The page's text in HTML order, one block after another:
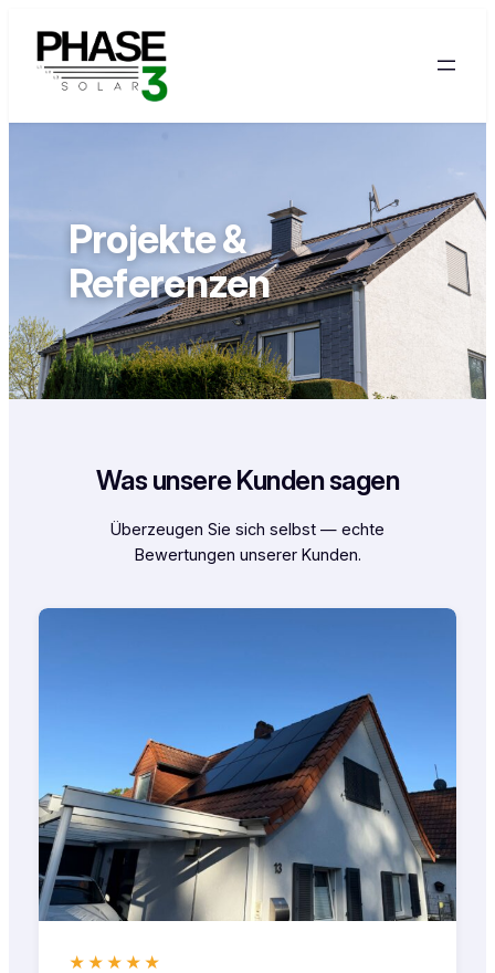
Inhalt
springen
Projekte &
Referenzen
Was unsere Kunden sagen
Überzeugen Sie sich selbst — echte
Bewertungen unserer Kunden.
★★★★★